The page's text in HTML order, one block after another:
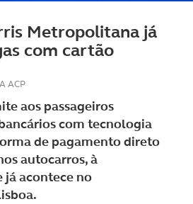
Metropolitana já
com cartão
ACP
aos passageiros
com tecnologia
de pagamento direto
autocarros, à
já acontece no